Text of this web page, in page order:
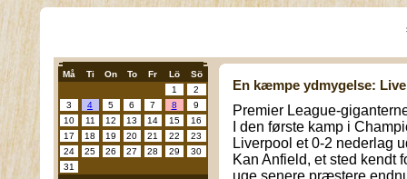
Må Ti On To Fr Lö
Sö
1
2
3
4 5 6 7 8
9
10
11 12 13 14 15
16
17
18 19 20 21 22
23
24
25 26 27 28 29
30
31
En kæmpe ydmygelse:
Premier League-
I den første kamp i
Liverpool et 0-2 nederlag
Kan Anfield, et sted kendt
uge senere præstere